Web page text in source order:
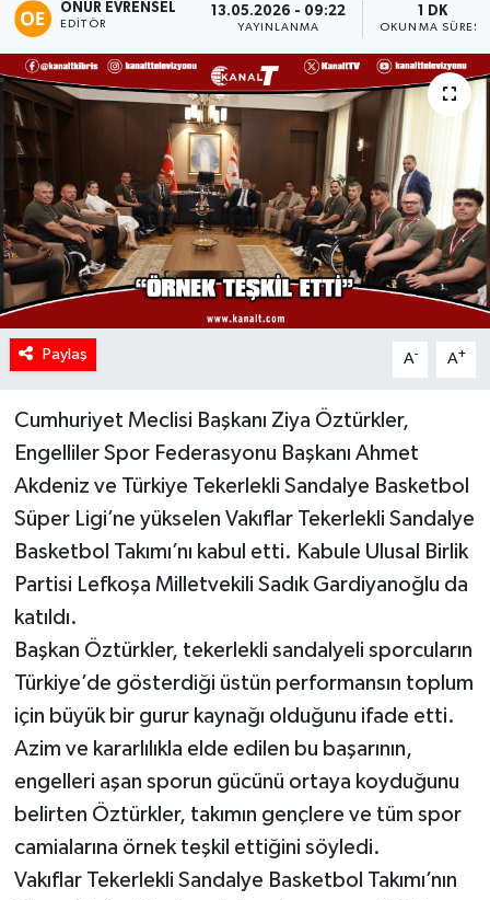
ONUR EVRENSEL
EDITÖR
13.05.2026 - 09:22
YAYINLANMA
1 DK
OKUNMA SÜRESI
Paylaş A- A+
Cumhuriyet Meclisi Başkanı Ziya Öztürkler,
Engelliler Spor Federasyonu Başkanı Ahmet
Akdeniz ve Türkiye Tekerlekli Sandalye Basketbol
Süper Ligi’ne yükselen Vakıflar Tekerlekli Sandalye
Basketbol Takımı’nı kabul etti. Kabule Ulusal Birlik
Partisi Lefkoşa Milletvekili Sadık Gardiyanoğlu da
katıldı.
Başkan Öztürkler, tekerlekli sandalyeli sporcuların
Türkiye’de gösterdiği üstün performansın toplum
için büyük bir gurur kaynağı olduğunu ifade etti.
Azim ve kararlılıkla elde edilen bu başarının,
engelleri aşan sporun gücünü ortaya koyduğunu
belirten Öztürkler, takımın gençlere ve tüm spor
camialarına örnek teşkil ettiğini söyledi.
Vakıflar Tekerlekli Sandalye Basketbol Takımı’nın